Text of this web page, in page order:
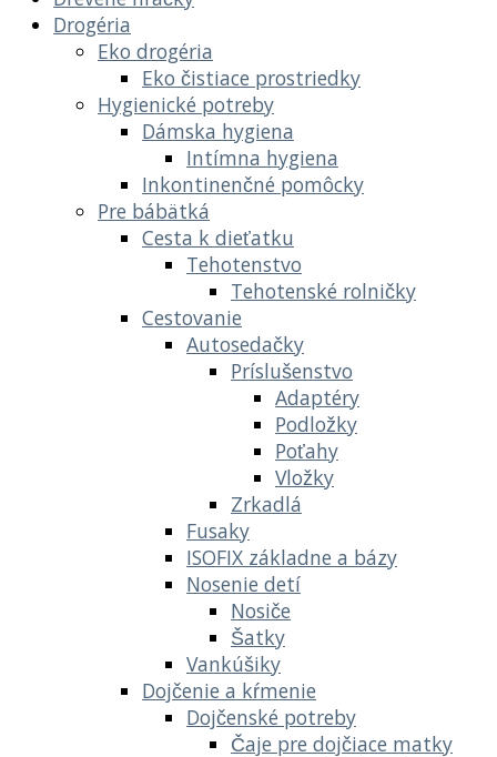
Drogéria
Eko drogéria
Eko čistiace prostriedky
Hygienické potreby
Dámska hygiena
Intímna hygiena
Inkontinenčné pomôcky
Pre bábätká
Cesta k dieťatku
Tehotenstvo
Tehotenské rolničky
Cestovanie
Autosedačky
Príslušenstvo
Adaptéry
Podložky
Poťahy
Vložky
Zrkadlá
Fusaky
ISOFIX základne a bázy
Nosenie detí
Nosiče
Šatky
Vankúšiky
Dojčenie a kŕmenie
Dojčenské potreby
Čaje pre dojčiace matky